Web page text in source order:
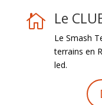
 Le
Le Smash
terrains en
led.